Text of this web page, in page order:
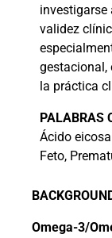
investigarse
validez
gestacional,
la práctica
PALABRAS
Ácido
Feto,
Omega-3/